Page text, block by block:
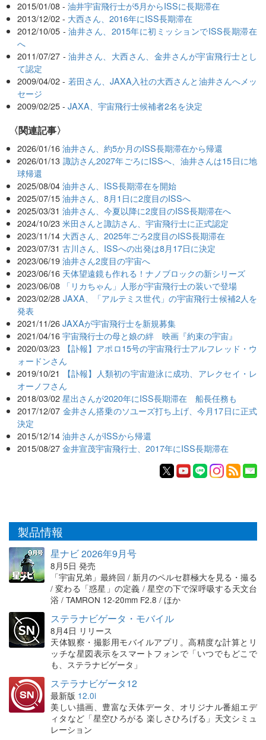
2015/01/08 -油井宇宙飛行士が5月からISSに長期滞在
2013/12/02 - 大西さん、2016年にISS長期滞在
2012/10/05 -油井さん、2015年に初ミッションでISS長期滞在
へ
2011/07/27 -油井さん、大西さん、金井さんが宇宙飛行士とし
て認定
2009/04/02 - 若田さん、JAXA入社の大西さんと油井さんへメッ
セージ
2009/02/25 -JAXA、宇宙飛行士候補者2名を決定
関連記事
2026/01/16 油井さん、約5か月のISS長期滞在から帰還
2026/01/13 諏訪さん2027年ごろにISSへ、油井さんは15日に地
球帰還
2025/08/04 油井さん、ISS長期滞在を開始
2025/07/15 油井さん、8月1日に2度目のISSへ
2025/03/31 油井さん、今夏以降に2度目のISS長期滞在へ
2024/10/23 米田さんと諏訪さん、宇宙飛行士に正式認定
2023/11/14 大西さん、2025年ごろ2度目のISS長期滞在
2023/07/31 古川さん、ISSへの出発は8月17日に決定
2023/06/19 油井さん2度目の宇宙へ
2023/06/16 天体望遠鏡も作れる！ナノブロックの新シリーズ
2023/06/08 「リカちゃん」人形が宇宙飛行士の装いで登場
2023/02/28 JAXA、「アルテミス世代」の宇宙飛行士候補2人を
発表
2021/11/26 JAXAが宇宙飛行士を新規募集
2021/04/16 宇宙飛行士の母と娘の絆 映画『約束の宇宙』
2020/03/23
【訃報】アポロ15号の宇宙飛行士アルフレッド・ウ
ォードンさん
2019/10/21
【訃報】人類初の宇宙遊泳に成功、アレクセイ・レ
オーノフさん
2018/03/02 星出さんが2020年にISS長期滞在 船長任務も
2017/12/07 金井さん搭乗のソユーズ打ち上げ、今月17日に正式
決定
2015/12/14 油井さんがISSから帰還
2015/08/27 金井宣茂宇宙飛行士、2017年にISS長期滞在
製品情報
星ナビ 2026年9月号
8月5日 発売
「宇宙兄弟」最終回 / 新月のペルセ群極大を見る・撮る
/ 変わる「惑星」の定義 / 星空の下で深呼吸する天文台
浴 / TAMRON 12-20mm F2.8 / ほか
ステラナビゲータ・モバイル
8月4日 リリース
天体観察・撮影用モバイルアプリ。高精度な計算とリ
ッチな星図表示をスマートフォンで「いつでもどこで
も、ステラナビゲータ」
ステラナビゲータ12
最新版 12.0i
美しい描画、豊富な天体データ、オリジナル番組エデ
ィタなど「星空ひろがる 楽しさひろげる」天文シミュ
レーション